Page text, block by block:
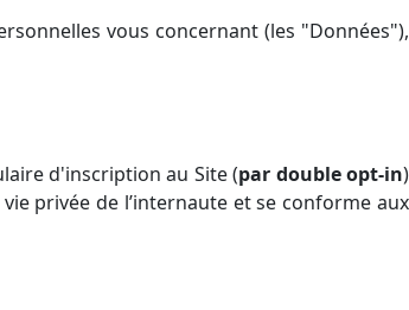
vous concernant (les "Données"),
d'inscription au Site (par double opt-in)
privée de l’internaute et se conforme aux